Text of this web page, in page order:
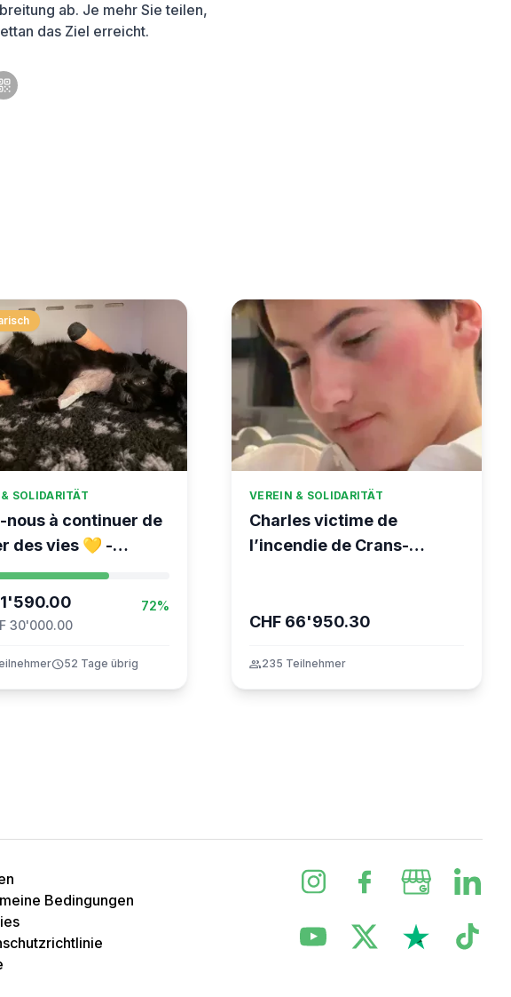
ab. Je mehr Sie teilen,
das Ziel erreicht.
SOLIDARITÄT
nous à continuer de
des vies 💛 -
72%
30'000.00
schedule52 Tage übrig
VEREIN & SOLIDARITÄT
Charles victime de
l’incendie de Crans-
CHF 66'950.30
group235 Teilnehmer
Bedingungen